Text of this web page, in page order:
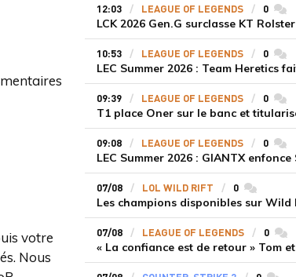
votre
Nous
12:03 LEAGUE OF LEGENDS 0
10:53 LEAGUE OF LEGENDS 0
09:39 LEAGUE OF LEGENDS 0
09:08 LEAGUE OF LEGENDS 0
07/08 LOL WILD RIFT 0
07/08 LEAGUE OF LEGENDS 0